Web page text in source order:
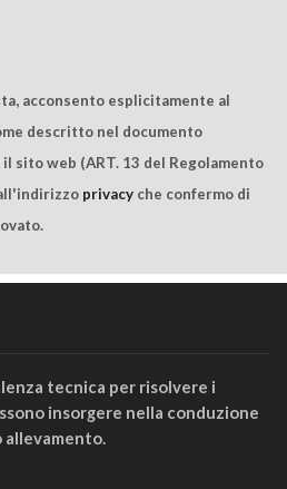
acconsento esplicitamente al
descritto nel documento
sito web (ART. 13 del Regolamento
privacy che confermo di
tecnica per risolvere i
insorgere nella conduzione
allevamento.